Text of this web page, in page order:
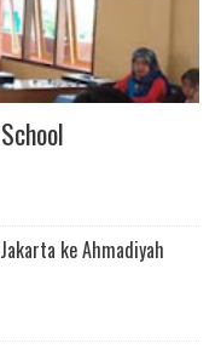
ke Ahmadiyah